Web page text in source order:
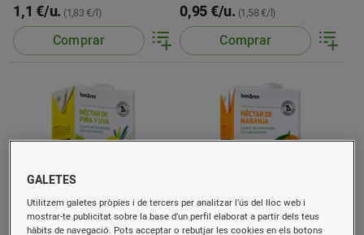
1,1 €/u. (1,83 €/l)
Comprar
0,95 €/u. (1,58 €/l)
Comprar
GALETES
Utilitzem galetes pròpies i de tercers per analitzar l’ús del lloc web i
mostrar-te publicitat sobre la base d’un perfil elaborat a partir dels teus
hàbits de navegació. Pots acceptar o rebutjar les cookies en els botons